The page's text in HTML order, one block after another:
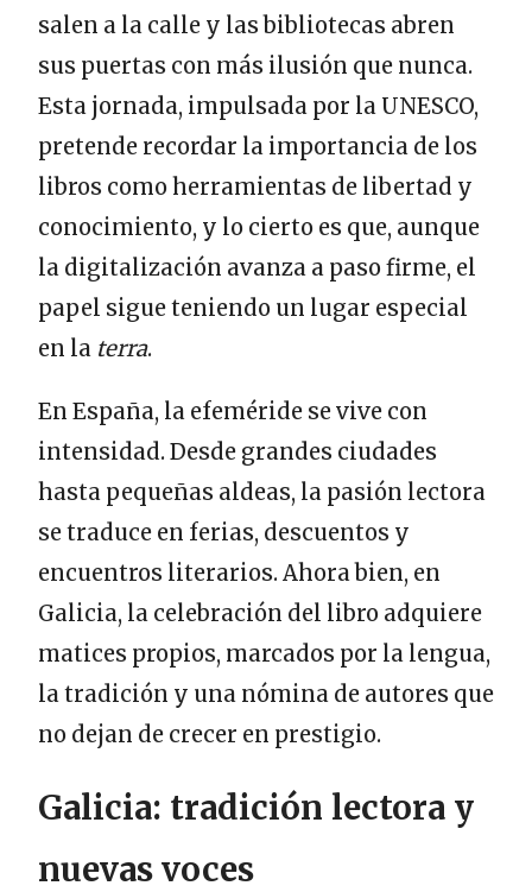
salen a la calle y las bibliotecas abren
sus puertas con más ilusión que nunca.
Esta jornada, impulsada por la UNESCO,
pretende recordar la importancia de los
libros como herramientas de libertad y
conocimiento, y lo cierto es que, aunque
la digitalización avanza a paso firme, el
papel sigue teniendo un lugar especial
en la terra.
En España, la efeméride se vive con
intensidad. Desde grandes ciudades
hasta pequeñas aldeas, la pasión lectora
se traduce en ferias, descuentos y
encuentros literarios. Ahora bien, en
Galicia, la celebración del libro adquiere
matices propios, marcados por la lengua,
la tradición y una nómina de autores que
no dejan de crecer en prestigio.
Galicia: tradición lectora y
nuevas voces